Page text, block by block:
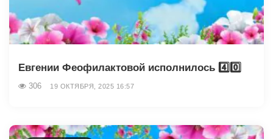
Евгении Феофилактовой исполнилось 4️⃣0️⃣
306 19 ОКТЯБРЯ, 2025 16:57